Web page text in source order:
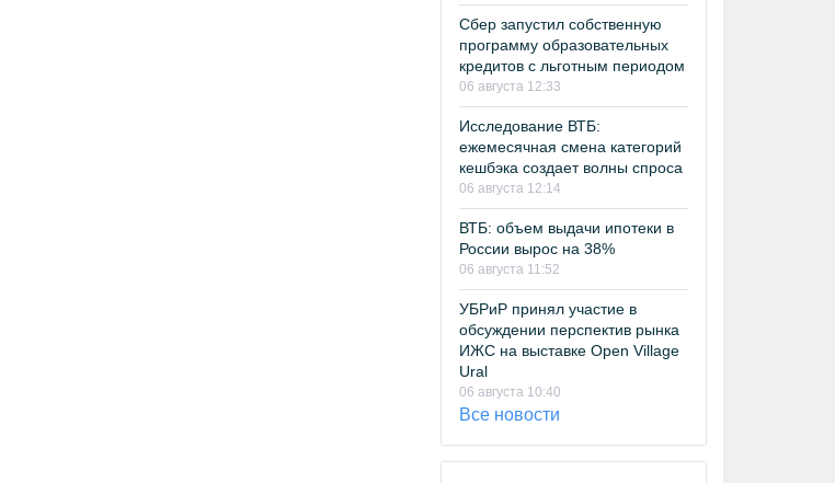
Сбер запустил собственную
программу образовательных
кредитов с льготным периодом
06 августа 12:33
Исследование ВТБ:
ежемесячная смена категорий
кешбэка создает волны спроса
06 августа 12:14
ВТБ: объем выдачи ипотеки в
России вырос на 38%
06 августа 11:52
УБРиР принял участие в
обсуждении перспектив рынка
ИЖС на выставке Open Village
Ural
06 августа 10:40
Все новости